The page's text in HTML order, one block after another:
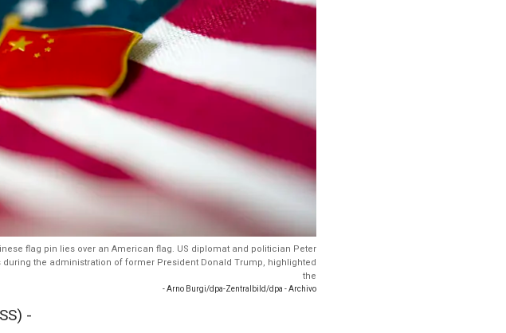
flag pin lies over an American flag. US diplomat and politician Peter
the administration of former President Donald Trump, highlighted
the
- Arno Burgi/dpa-Zentralbild/dpa - Archivo
-